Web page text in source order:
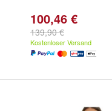
100,46 €
139,90 €
Kostenloser Versand